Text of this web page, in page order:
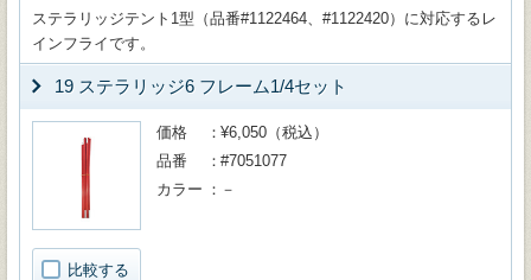
ステラリッジテント1型（品番#1122464、#1122420）に対応するレ
インフライです。
19 ステラリッジ6 フレーム1/4セット
比較する
価格
¥6,050（税込）
品番
#7051077
カラー
－